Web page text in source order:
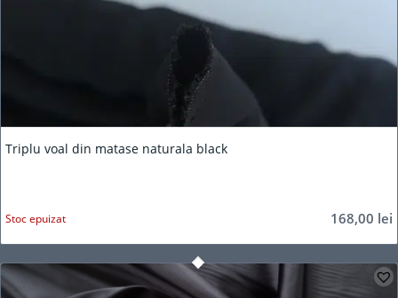
Triplu voal din matase naturala black
168,00 lei
Stoc epuizat